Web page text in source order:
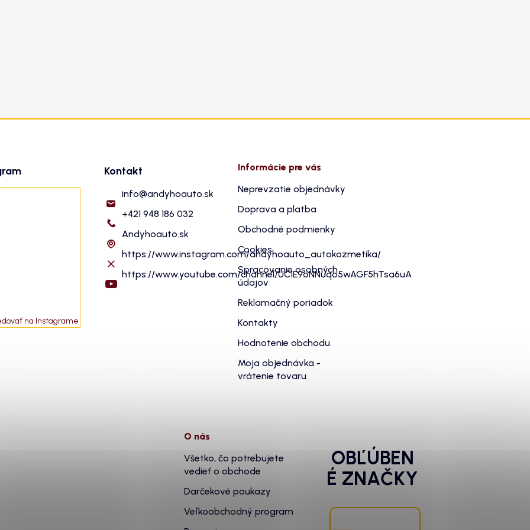
na Instagrame
Kontakt
info@andyhoauto.sk
+421 948 186 032
Andyhoauto.sk
https://www.instagram.com/andyhoauto_autokozmetika/
https://www.youtube.com/channel/UC1E9oNNuqo5wAGF5hTsa6uA
Informácie pre vás
Neprevzatie objednávky
Doprava a platba
Obchodné podmienky
Cookies
Spracovanie osobných
údajov
Reklamačný poriadok
Kontakty
Hodnotenie obchodu
Moja objednávka -
vrátenie tovaru
O nás
Všetko, čo potrebujete
vedieť o obchode
Darčekové poukazy
Veľkoobchodný program
OBĽÚBEN
É ZNAČKY